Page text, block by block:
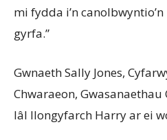
mi fydda i’ncanolbwyntio’n
gyrfa.”
GwnaethSally Jones,
Chwaraeon, Gwasanaethau
Iâl llongyfarch Harryarei